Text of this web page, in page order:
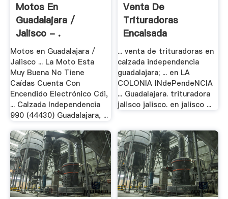
Motos En
Guadalajara /
Jalisco - .
Motos en Guadalajara /
Jalisco ... La Moto Esta
Muy Buena No Tiene
Caídas Cuenta Con
Encendido Electrónico Cdi,
... Calzada Independencia
990 (44430) Guadalajara, ...
Venta De
Trituradoras
Encalsada
Independencia .
... venta de trituradoras en
calzada independencia
guadalajara; ... en LA
COLONIA INdePendeNCIA
... Guadalajara. trituradora
jalisco jalisco. en jalisco ...